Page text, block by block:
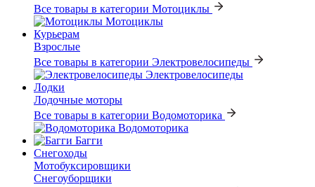
Все товары в категории Мотоциклы
Мотоциклы
Курьерам
Взрослые
Все товары в категории Электровелосипеды
Электровелосипеды
Лодки
Лодочные моторы
Все товары в категории Водомоторика
Водомоторика
Багги
Снегоходы
Мотобуксировщики
Снегоуборщики